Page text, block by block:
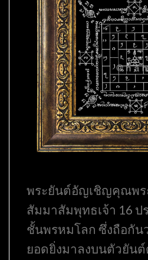
พระยันต์อัญเชิญคุณพ
สัมมาสัมพุทธเจ้า 16 ป
ชั้นพรหมโลก ซึ่งถือกัน
ยอดยิ่งมาลงบนตัวยัน